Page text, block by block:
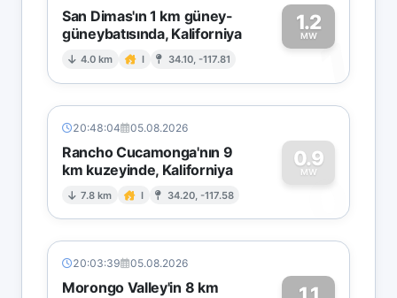
San Dimas'ın 1 km güney-
güneybatısında, Kaliforniya
4.0 km I 34.10, -117.81
1.2
MW1
20:48:04 05.08.2026
Rancho Cucamonga'nın 9
km kuzeyinde, Kaliforniya
7.8 km I 34.20, -117.58
0.9
MW
0
20:03:39 05.08.2026
Morongo Valley'in 8 km